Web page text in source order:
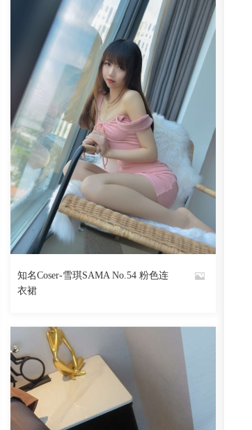
1274 阅读 0 回复
By
知名Coser-雪琪SAMA No.54 粉色连
衣裙